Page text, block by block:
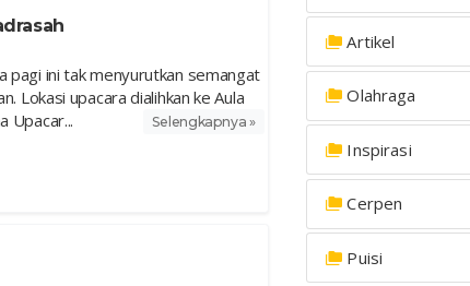
pagi ini tak menyurutkan semangat
Lokasi upacara dialihkan ke Aula
Upacar...
Selengkapnya »
Artikel
Olahraga
Inspirasi
Cerpen
Puisi